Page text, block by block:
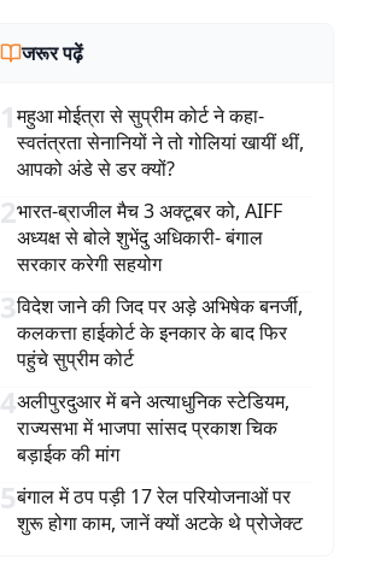
जरूर पढ़ें
1महुआ मोईत्रा से सुप्रीम कोर्ट ने कहा-
स्वतंत्रता सेनानियों ने तो गोलियां खायीं थीं,
आपको अंडे से डर क्यों?
2भारत-ब्राजील मैच 3 अक्टूबर को, AIFF
अध्यक्ष से बोले शुभेंदु अधिकारी- बंगाल
सरकार करेगी सहयोग
3विदेश जाने की जिद पर अड़े अभिषेक बनर्जी,
कलकत्ता हाईकोर्ट के इनकार के बाद फिर
पहुंचे सुप्रीम कोर्ट
4अलीपुरदुआर में बने अत्याधुनिक स्टेडियम,
राज्यसभा में भाजपा सांसद प्रकाश चिक
बड़ाईक की मांग
5बंगाल में ठप पड़ी 17 रेल परियोजनाओं पर
शुरू होगा काम, जानें क्यों अटके थे प्रोजेक्ट